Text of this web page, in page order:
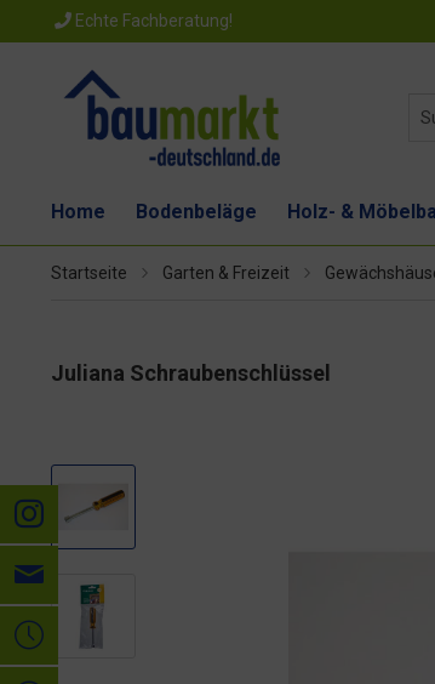
Echte Fachberatung!
Home Bodenbeläge Holz- &
Startseite Garten & Freizeit
Juliana Schraubenschlüssel